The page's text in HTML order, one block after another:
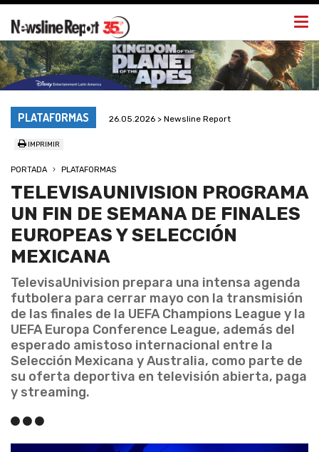
PLATAFORMAS 26.05.2026 > Newsline Report
IMPRIMIR
PORTADA PLATAFORMAS
TELEVISAUNIVISION PROGRAMA
UN FIN DE SEMANA DE FINALES
EUROPEAS Y SELECCIÓN
MEXICANA
TelevisaUnivision prepara una intensa agenda
futbolera para cerrar mayo con la transmisión
de las finales de la UEFA Champions League y la
UEFA Europa Conference League, además del
esperado amistoso internacional entre la
Selección Mexicana y Australia, como parte de
su oferta deportiva en televisión abierta, paga
y streaming.